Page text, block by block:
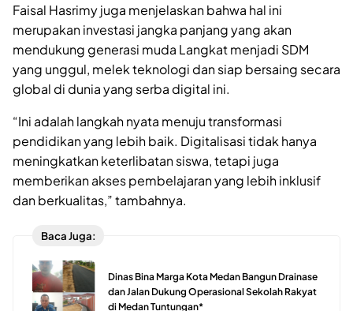
Faisal Hasrimy juga menjelaskan bahwa hal ini
merupakan investasi jangka panjang yang akan
mendukung generasi muda Langkat menjadi SDM
yang unggul, melek teknologi dan siap bersaing secara
global di dunia yang serba digital ini.
“Ini adalah langkah nyata menuju transformasi
pendidikan yang lebih baik. Digitalisasi tidak hanya
meningkatkan keterlibatan siswa, tetapi juga
memberikan akses pembelajaran yang lebih inklusif
dan berkualitas,” tambahnya.
Baca Juga:
Dinas Bina Marga Kota Medan Bangun Drainase
dan Jalan Dukung Operasional Sekolah Rakyat
di Medan Tuntungan*